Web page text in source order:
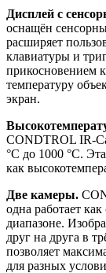
Дисплей с
оснащён
расширяет
клавиатуры и
прикосновением
температуру
экран.
CONDTROL IR-
°С до 1000 °С. Эта
как
Две камеры.
одна работает
диапазоне.
друг на друга в
позволяет
для разных